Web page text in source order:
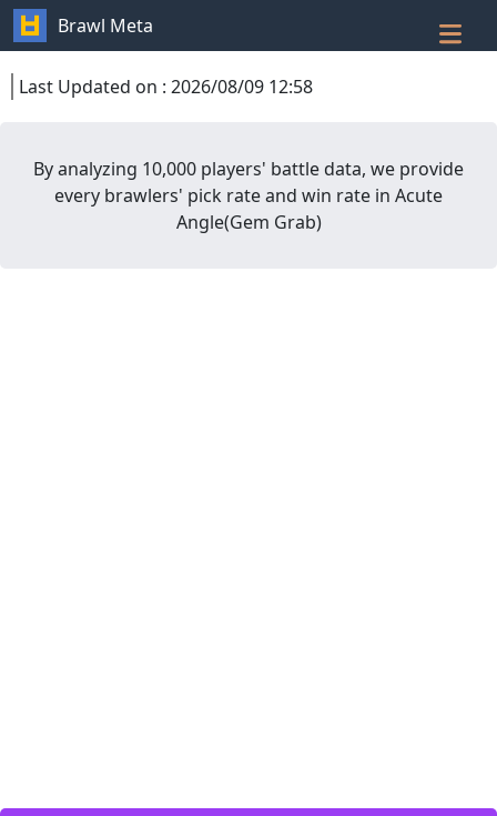
Brawl Meta
Last Updated on : 2026/08/09 12:58
By analyzing 10,000 players' battle data, we provide
every brawlers' pick rate and win rate in Acute
Angle(Gem Grab)